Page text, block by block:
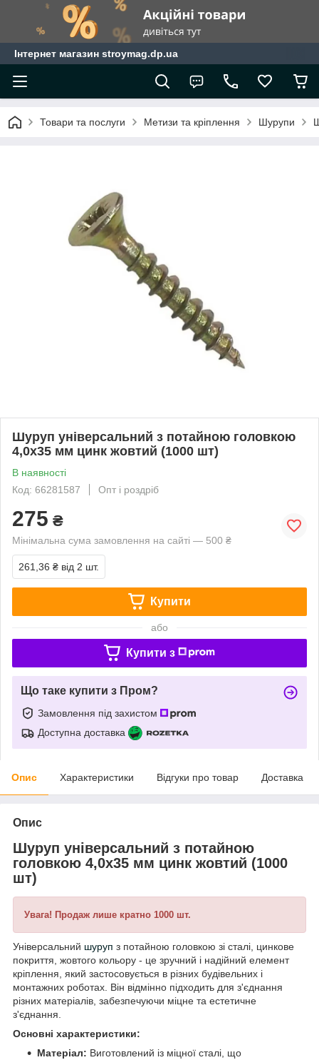
Інтернет магазин stroymag.dp.ua
Товари та послуги Метизи та кріплення Шурупи
Шуруп універсальний з потайною головкою
4,0х35 мм цинк жовтий (1000 шт)
В наявності
Код: 66281587
Опт і роздріб
275 ₴
Мінімальна сума замовлення на сайті — 500 ₴
261,36 ₴ від 2 шт.
Купити
або
Купити з
Що таке купити з Пром?
Замовлення під захистом
Доступна доставка
Опис Характеристики Відгуки про товар Доставка
Опис
Шуруп універсальний з потайною
головкою 4,0х35 мм цинк жовтий (1000
шт)
Увага! Продаж лише кратно 1000 шт.
Універсальний шуруп з потайною головкою зі сталі, цинкове
покриття, жовтого кольору - це зручний і надійний елемент
кріплення, який застосовується в різних будівельних і
монтажних роботах. Він відмінно підходить для з'єднання
різних матеріалів, забезпечуючи міцне та естетичне
з'єднання.
Основні характеристики:
Матеріал: Виготовлений із міцної сталі, що